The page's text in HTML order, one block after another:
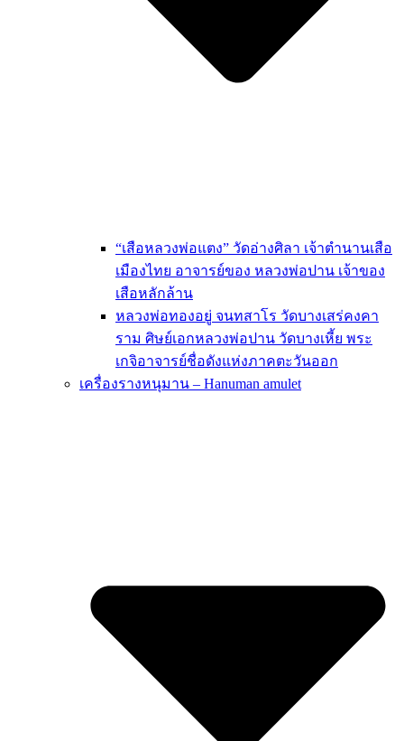
“เสือหลวงพ่อแตง” วัดอ่างศิลา เจ้าตำนานเสือ
เมืองไทย อาจารย์ของ หลวงพ่อปาน เจ้าของ
เสือหลักล้าน
หลวงพ่อทองอยู่ จนทสาโร วัดบางเสร่คงคา
ราม ศิษย์เอกหลวงพ่อปาน วัดบางเหี้ย พระ
เกจิอาจารย์ชื่อดังแห่งภาคตะวันออก
เครื่องรางหนุมาน – Hanuman amulet